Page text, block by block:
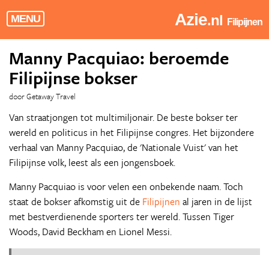
MENU Azie.nl Filipijnen
Manny Pacquiao: beroemde
Filipijnse bokser
door Getaway Travel
Van straatjongen tot multimiljonair. De beste bokser ter
wereld en politicus in het Filipijnse congres. Het bijzondere
verhaal van Manny Pacquiao, de 'Nationale Vuist' van het
Filipijnse volk, leest als een jongensboek.
Manny Pacquiao is voor velen een onbekende naam. Toch
staat de bokser afkomstig uit de Filipijnen al jaren in de lijst
met bestverdienende sporters ter wereld. Tussen Tiger
Woods, David Beckham en Lionel Messi.